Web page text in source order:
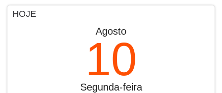
HOJE
Agosto
10
Segunda-feira